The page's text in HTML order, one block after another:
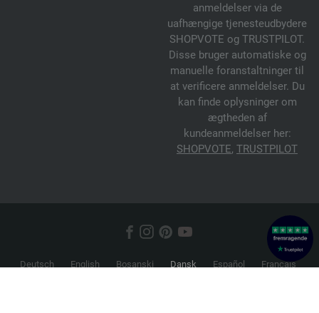
anmeldelser via de
uafhængige tjenesteudbydere
SHOPVOTE og TRUSTPILOT.
Disse bruger automatiske og
manuelle foranstaltninger til
at verificere anmeldelser. Du
kan finde oplysninger om
ægtheden af
kundeanmeldelser her:
SHOPVOTE, TRUSTPILOT
Deutsch English Bosanski Dansk Español
Français